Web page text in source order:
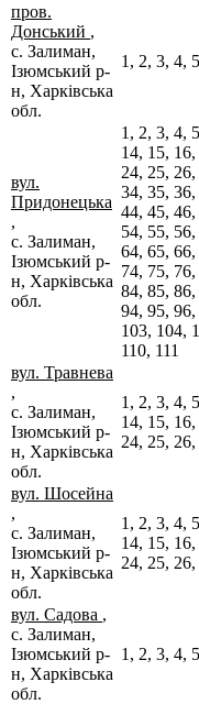
пров.
Донський ,
с. Залиман,
Ізюмський р-
н, Харківська
обл.
1, 2, 3, 4,
вул.
Придонецька
,
с. Залиман,
Ізюмський р-
н, Харківська
обл.
1, 2, 3, 4,
14, 15,
24, 25,
34, 35,
44, 45,
54, 55,
64, 65,
74, 75,
84, 85,
94, 95,
103, 104,
110, 111
вул. Травнева
,
с. Залиман,
Ізюмський р-
н, Харківська
обл.
1, 2, 3, 4,
14, 15,
24, 25,
вул. Шосейна
,
с. Залиман,
Ізюмський р-
н, Харківська
обл.
1, 2, 3, 4,
14, 15,
24, 25,
вул. Садова ,
с. Залиман,
Ізюмський р-
н, Харківська
обл.
1, 2, 3, 4,